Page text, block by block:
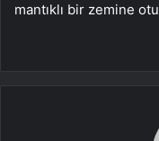
mantıklı bir zemine